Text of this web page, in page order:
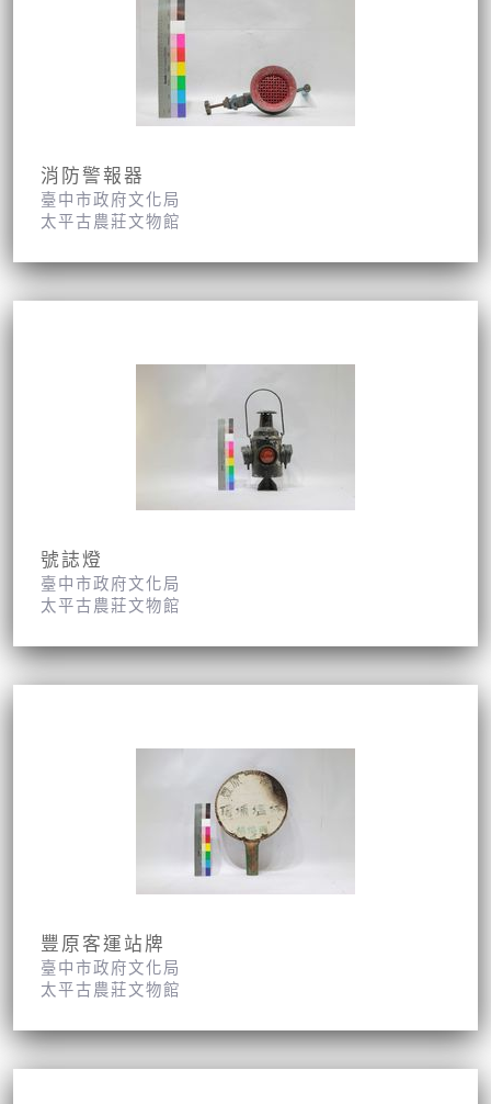
消防警報器
臺中市政府文化局
太平古農莊文物館
號誌燈
臺中市政府文化局
太平古農莊文物館
豐原客運站牌
臺中市政府文化局
太平古農莊文物館